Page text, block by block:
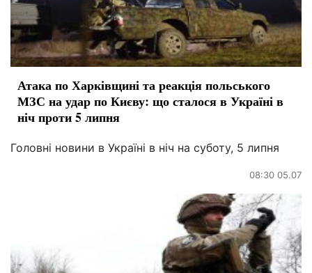
Атака по Харківщині та реакція польського
МЗС на удар по Києву: що сталося в Україні в
ніч проти 5 липня
Головні новини в Україні в ніч на суботу, 5 липня
08:30 05.07